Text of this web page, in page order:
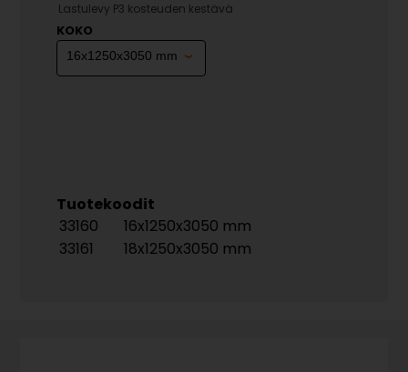
Lastulevy P3 kosteuden kestävä
KOKO
Tuotekoodit
33160
16x1250x3050 mm
33161
18x1250x3050 mm